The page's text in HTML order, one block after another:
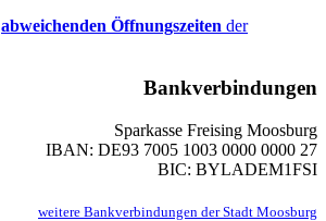
abweichenden Öffnungszeiten der
Bankverbindungen
Sparkasse Freising Moosburg
IBAN: DE93 7005 1003 0000 0000 27
BIC: BYLADEM1FSI
weitere Bankverbindungen der Stadt Moosburg